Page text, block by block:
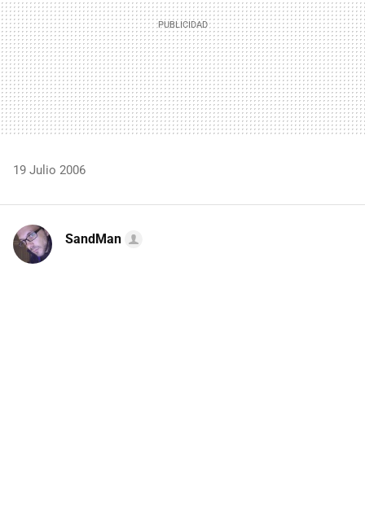
19 Julio 2006
SandMan